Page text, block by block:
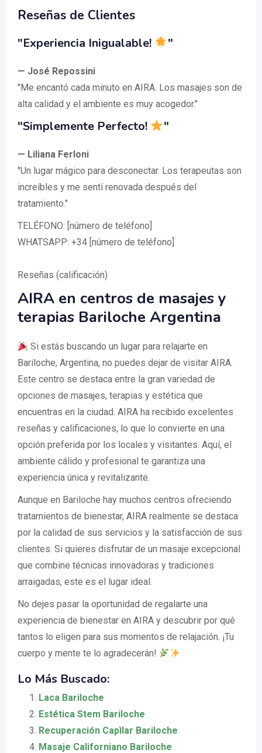
Reseñas de Clientes
"Experiencia Inigualable! "
— José Repossini
"Me encantó cada minuto en AIRA. Los masajes son de
alta calidad y el ambiente es muy acogedor."
"Simplemente Perfecto! "
— Liliana Ferloni
"Un lugar mágico para desconectar. Los terapeutas son
increíbles y me sentí renovada después del
tratamiento."
TELÉFONO: [número de teléfono]
WHATSAPP: +34 [número de teléfono]
Reseñas (calificación)
AIRA en centros de masajes y
terapias Bariloche Argentina
Si estás buscando un lugar para relajarte en
Bariloche, Argentina, no puedes dejar de visitar AIRA.
Este centro se destaca entre la gran variedad de
opciones de masajes, terapias y estética que
encuentras en la ciudad. AIRA ha recibido excelentes
reseñas y calificaciones, lo que lo convierte en una
opción preferida por los locales y visitantes. Aquí, el
ambiente cálido y profesional te garantiza una
experiencia única y revitalizante.
Aunque en Bariloche hay muchos centros ofreciendo
tratamientos de bienestar, AIRA realmente se destaca
por la calidad de sus servicios y la satisfacción de sus
clientes. Si quieres disfrutar de un masaje excepcional
que combine técnicas innovadoras y tradiciones
arraigadas, este es el lugar ideal.
No dejes pasar la oportunidad de regalarte una
experiencia de bienestar en AIRA y descubrir por qué
tantos lo eligen para sus momentos de relajación. ¡Tu
cuerpo y mente te lo agradecerán!
Lo Más Buscado:
Laca Bariloche
Estética Stem Bariloche
Recuperación Capìlar Bariloche
Masaje Californiano Bariloche